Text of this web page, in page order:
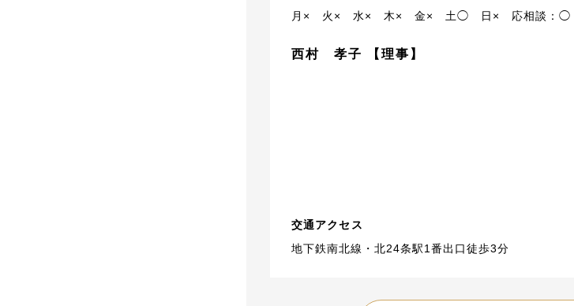
月×
火× 水× 木× 金× 土◯ 日× 応相談：◯
西村 孝子 【理事】
交通アクセス
地下鉄南北線・北24条駅1番出口徒歩3分